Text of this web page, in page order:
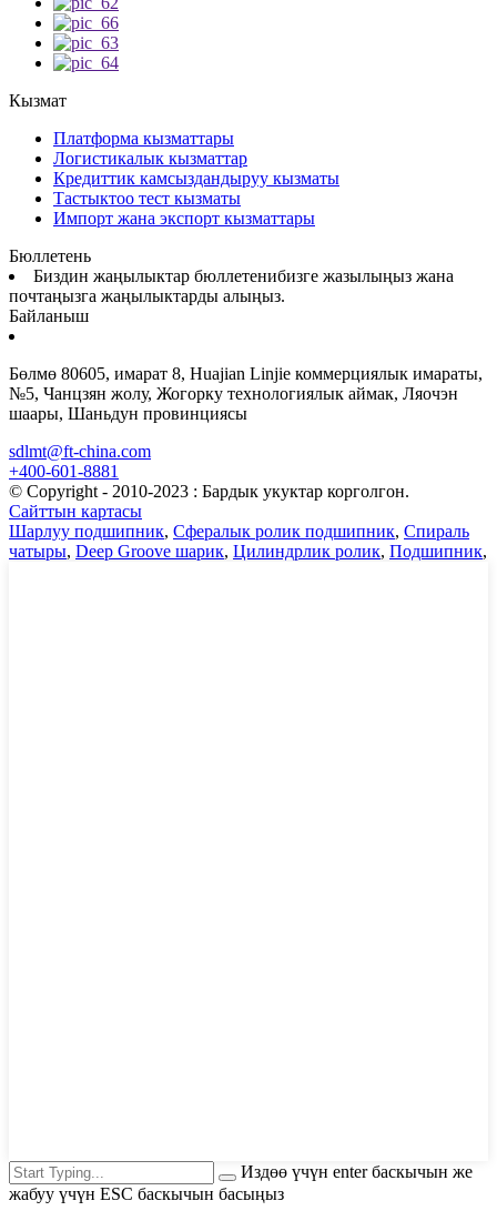
Кызмат
Платформа кызматтары
Логистикалык кызматтар
Кредиттик камсыздандыруу кызматы
Тастыктоо тест кызматы
Импорт жана экспорт кызматтары
Бюллетень
Биздин жаңылыктар бюллетенибизге жазылыңыз жана
почтаңызга жаңылыктарды алыңыз.
Байланыш
Бөлмө 80605, имарат 8, Huajian Linjie коммерциялык имараты,
№5, Чанцзян жолу, Жогорку технологиялык аймак, Ляочэн
шаары, Шаньдун провинциясы
sdlmt@ft-china.com
+400-601-8881
© Copyright - 2010-2023 : Бардык укуктар корголгон.
Сайттын картасы
Шарлуу подшипник, Сфералык ролик подшипник, Спираль
чатыры, Deep Groove шарик, Цилиндрлик ролик, Подшипник,
Издөө үчүн enter баскычын же
жабуу үчүн ESC баскычын басыңыз